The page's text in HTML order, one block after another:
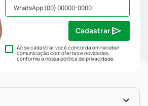
Ao se cadastrar você concorda em receber
comunicação com ofertas e novidades,
conforme a nossapolítica de privacidade.
Cadastrar